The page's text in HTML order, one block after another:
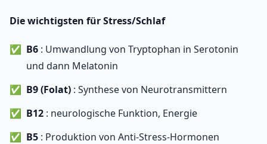
Die wichtigsten für Stress/Schlaf
B6 : Umwandlung von Tryptophan in Serotonin
und dann Melatonin
B9 (Folat) : Synthese von Neurotransmittern
B12 : neurologische Funktion, Energie
B5 : Produktion von Anti-Stress-Hormonen